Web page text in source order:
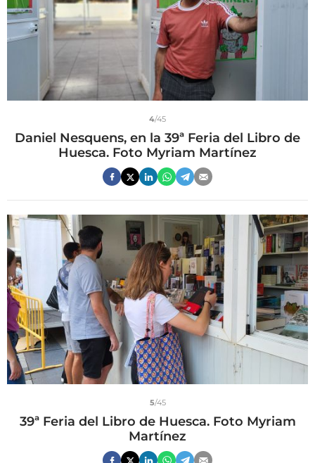
4/45
Daniel Nesquens, en la 39ª Feria del Libro de
Huesca. Foto Myriam Martínez
5/45
39ª Feria del Libro de Huesca. Foto Myriam
Martínez